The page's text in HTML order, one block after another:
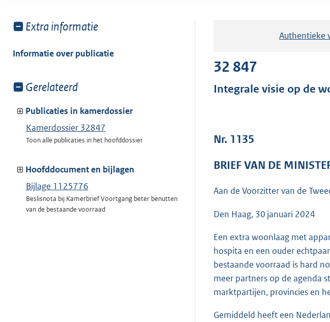
Toon
van:
Extra informatie
Informatie over publicatie
Toon
van:
Gerelateerd
Publicaties in kamerdossier
Kamerdossier 32847
Toon alle publicaties in het hoofddossier
Hoofddocument en bijlagen
Bijlage 1125776
Beslisnota bij Kamerbrief Voortgang beter benutten
van de bestaande voorraad
Authentieke
32 847
Integrale visie op de
Nr. 1135
BRIEF VAN DE
Aan de Voorzitter van de
Den Haag, 30 januari 2024
Een extra woonlaag met
hospita en een ouder
bestaande voorraad is hard
meer partners op de agenda
marktpartijen, provincies en
Gemiddeld heeft een